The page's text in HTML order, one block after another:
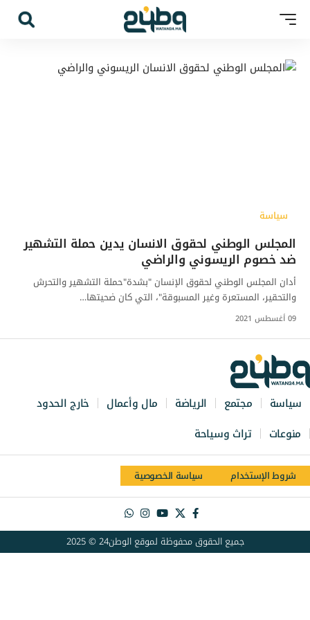
سياسة
المجلس الوطني لحقوق الانسان يدين حملة التشهير
ضد خصوم الريسوني والراضي
أدان المجلس الوطني لحقوق الإنسان "بشدة"حملة التشهير والتحرش
والتحقير، المستعرة وغير المسبوقة"، التي كان ضحيتها…
09 أغسطس 2021
سياسة مجتمع الرياضة مال وأعمال
خارج الحدود
منوعات
تراث وسياحة
شروط الإستخدام سياسة الخصوصية
جميع الحقوق محفوظة لموقع الوطن24 © 2025